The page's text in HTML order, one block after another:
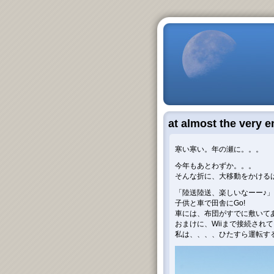
at almost the very
寒い寒い。年の瀬に。。。
今年もあとわずか。。。
そんな折に、大移動をかける
「陸送陸送、楽しいなーー♪」
子供と車で田舎にGo!
車には、布団がすでに敷いて
おまけに、Wiiまで接続され
私は、、、、ひたすら運転す